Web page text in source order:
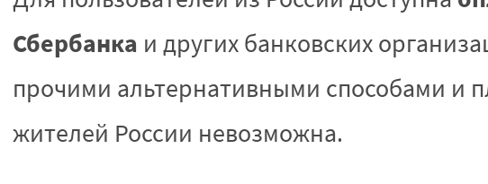
Сбербанка и других банковских
прочими альтернативными способами и
жителей России невозможна.